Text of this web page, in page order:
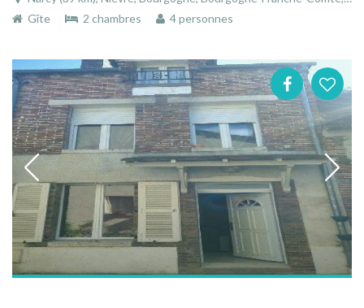
Gîte
2 chambres 4 personnes